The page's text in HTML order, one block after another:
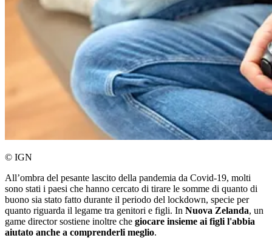
© IGN
All’ombra del pesante lascito della pandemia da Covid-19, molti
sono stati i paesi che hanno cercato di tirare le somme di quanto di
buono sia stato fatto durante il periodo del lockdown, specie per
quanto riguarda il legame tra genitori e figli. In Nuova Zelanda, un
game director sostiene inoltre che giocare insieme ai figli l'abbia
aiutato anche a comprenderli meglio.